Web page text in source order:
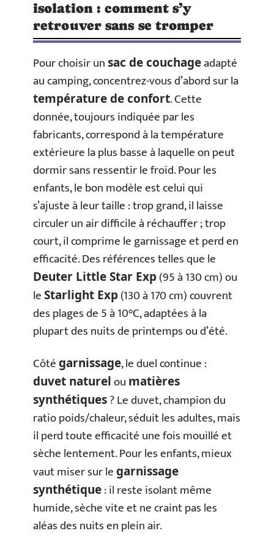
isolation : comment s’y
retrouver sans se tromper
Pour choisir unsac de couchageadapté
au camping, concentrez-vous d’abord sur la
température de confort. Cette
donnée, toujours indiquée par les
fabricants, correspond à la température
extérieure la plus basse à laquelle on peut
dormir sans ressentir le froid. Pour les
enfants, le bon modèle est celui qui
s’ajuste à leur taille : trop grand, il laisse
circuler un air difficile à réchauffer ; trop
court, il comprime le garnissage et perd en
efficacité. Des références telles que le
Deuter Little Star Exp(95 à 130 cm) ou
leStarlight Exp(130 à 170 cm) couvrent
des plages de 5 à 10°C, adaptées à la
plupart des nuits de printemps ou d’été.
Côtégarnissage, le duel continue :
duvet naturelou matières
synthétiques? Le duvet, champion du
ratio poids/chaleur, séduit les adultes, mais
il perd toute efficacité une fois mouillé et
sèche lentement. Pour les enfants, mieux
vaut miser sur legarnissage
synthétique: il reste isolant même
humide, sèche vite et ne craint pas les
aléas des nuits en plein air.